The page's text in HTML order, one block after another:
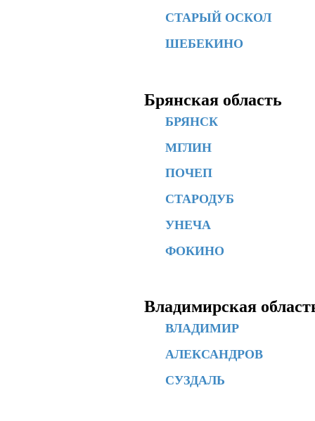
СТАРЫЙ ОСКОЛ
ШЕБЕКИНО
Брянская область
БРЯНСК
МГЛИН
ПОЧЕП
СТАРОДУБ
УНЕЧА
ФОКИНО
Владимирская
ВЛАДИМИР
АЛЕКСАНДРОВ
СУЗДАЛЬ